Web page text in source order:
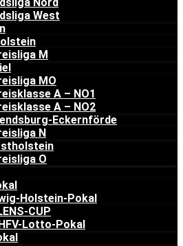
West
M
MO
A – NO1
A – NO2
Eckernförde
N
O
Holstein-Pokal
CUP
Lotto-Pokal